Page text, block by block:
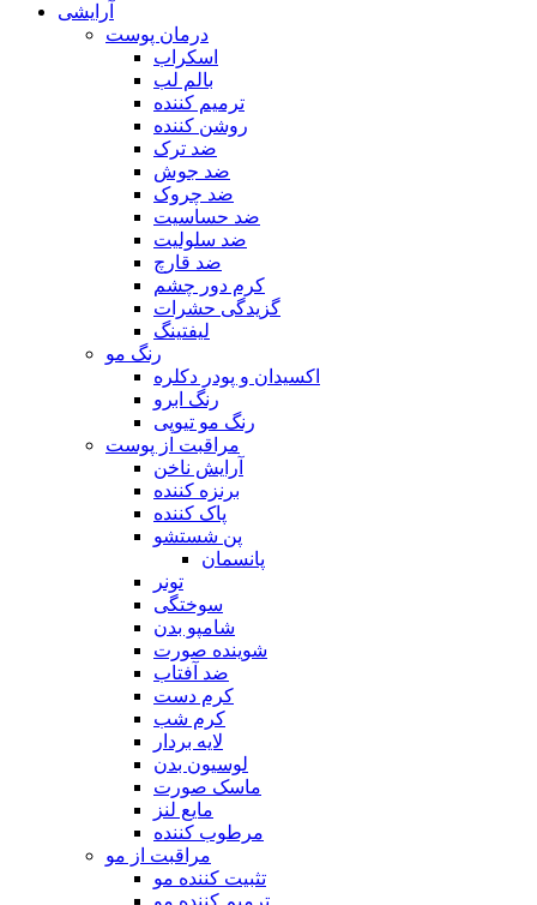
آرایشی
درمان پوست
اسکراب
بالم لب
ترمیم کننده
روشن کننده
ضد ترک
ضد جوش
ضد چروک
ضد حساسیت
ضد سلولیت
ضد قارچ
کرم دور چشم
گزیدگی حشرات
لیفتینگ
رنگ مو
اکسیدان و پودر دکلره
رنگ ابرو
رنگ مو تیوپی
مراقبت از پوست
آرایش ناخن
برنزه کننده
پاک کننده
پن شستشو
پانسمان
تونر
سوختگی
شامپو بدن
شوینده صورت
ضد آفتاب
کرم دست
کرم شب
لایه بردار
لوسیون بدن
ماسک صورت
مایع لنز
مرطوب کننده
مراقبت از مو
تثبیت کننده مو